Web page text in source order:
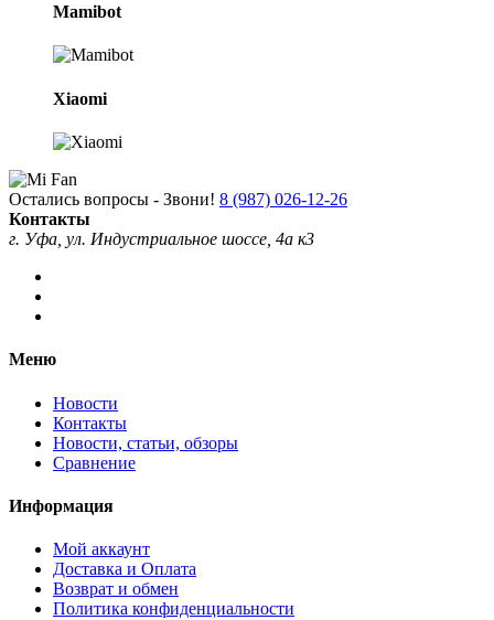
Mamibot
Xiaomi
Остались вопросы - Звони! 8 (987) 026-12-26
Контакты
г. Уфа, ул. Индустриальное шоссе, 4а к3
Меню
Новости
Контакты
Новости, статьи, обзоры
Сравнение
Информация
Мой аккаунт
Доставка и Оплата
Возврат и обмен
Политика конфиденциальности